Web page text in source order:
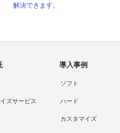
解決できます。
ズサービス
導入事例
ソフト
ハード
カスタマイズ